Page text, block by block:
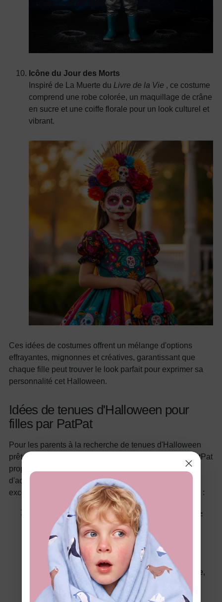
Icône du Jour des Morts
Inspiré de La Muerte du Livre de la Vie , ce costume
comprend une robe colorée, un maquillage de crâne
en sucre et une coiffe florale pour un look culturel et
vibrant.
Ces idées de costumes offrent un mélange d'options
effrayantes, mignonnes et créatives, garantissant que
chaque fille peut trouver le look parfait pour exprimer sa
personnalité cet Halloween.
Idées de tenues d'Halloween pour
filles par PatPat
Pour les parents à la recherche de tenues d'Halloween
prêtes à porter, à la fois élégantes et économiques, PatPat
propose une superbe sélection de costumes et
d'accessoires thématiques. Voici huit produits PatPat
exceptionnels qui feront briller votre fille cet Halloween :
Sweat à capuche 1 pièce Paw Patrol pour tout-
petit garçon/fille Skye & Chase Halloween
phosphorescent
Cette tenue d'Halloween confortable de la Pat'
Patrouille présente les personnages bien-aimés
Skye et Chase avec une touche phosphorescente,
parfaite pour les friandises nocturnes.